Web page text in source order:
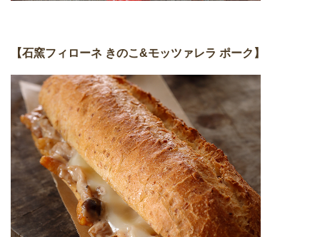
【石窯フィローネ きのこ&モッツァレラ ポーク】